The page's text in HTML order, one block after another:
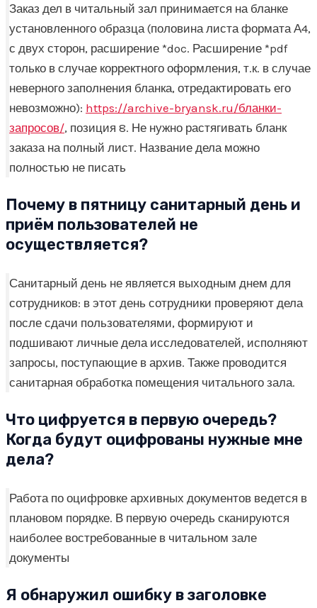
Заказ дел в читальный зал принимается на бланке
установленного образца (половина листа формата А4,
с двух сторон, расширение *doc. Расширение *pdf
только в случае корректного оформления, т.к. в случае
неверного заполнения бланка, отредактировать его
невозможно): https://archive-bryansk.ru/бланки-
запросов/, позиция 8. Не нужно растягивать бланк
заказа на полный лист. Название дела можно
полностью не писать
Почему в пятницу санитарный день и
приём пользователей не
осуществляется?
Санитарный день не является выходным днем для
сотрудников: в этот день сотрудники проверяют дела
после сдачи пользователями, формируют и
подшивают личные дела исследователей, исполняют
запросы, поступающие в архив. Также проводится
санитарная обработка помещения читального зала.
Что цифруется в первую очередь?
Когда будут оцифрованы нужные мне
дела?
Работа по оцифровке архивных документов ведется в
плановом порядке. В первую очередь сканируются
наиболее востребованные в читальном зале
документы
Я обнаружил ошибку в заголовке